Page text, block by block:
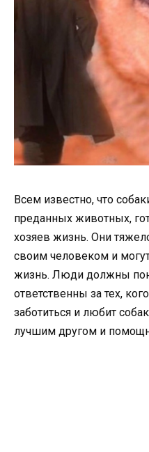
Всем известно, что
преданных животных,
хозяев жизнь. Они
своим человеком и
жизнь. Люди должны
ответственны за тех,
заботиться и любит
лучшим другом и